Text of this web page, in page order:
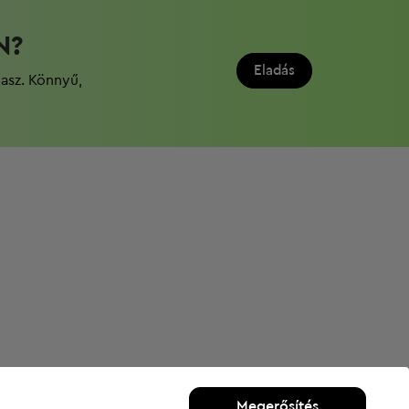
Könnyű,
Eladás
Megerősítés